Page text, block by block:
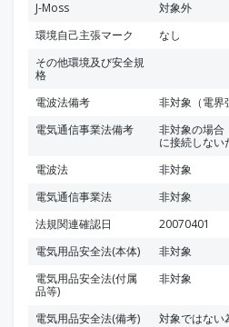
J-Moss
対象外
環境自己主張マーク
なし
その他環境及び安全規
格
電波法備考
非対象（電界
電気通信事業法備考
非対象の場合
に接続しない
電波法
非対象
電気通信事業法
非対象
法規関連確認日
20070401
電気用品安全法(本体)
非対象
電気用品安全法(付属
品等)
非対象
電気用品安全法(備考) 対象ではない